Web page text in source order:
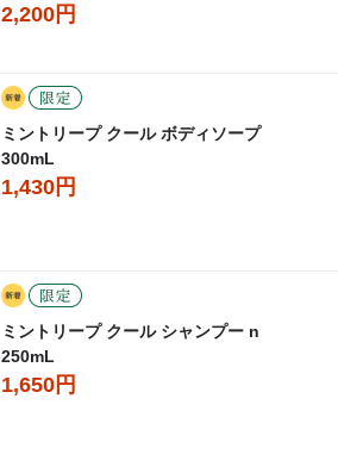
2,200円
ミントリープ クール ボディソープ
300mL
1,430円
ミントリープ クール シャンプー n
250mL
1,650円